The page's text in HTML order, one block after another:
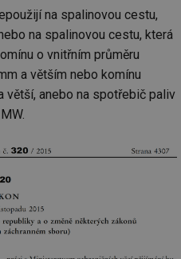
na spalinovou cestu,
na spalinovou cestu, která
o vnitřním průměru
a větším nebo komínu
větší, anebo na spotřebič paliv